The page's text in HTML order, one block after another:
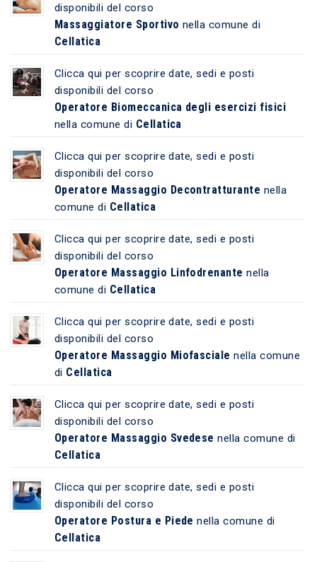
disponibili del corso
Massaggiatore Sportivo nella comune di
Cellatica
Clicca qui per scoprire date, sedi e posti
disponibili del corso
Operatore Biomeccanica degli esercizi fisici
nella comune di Cellatica
Clicca qui per scoprire date, sedi e posti
disponibili del corso
Operatore Massaggio Decontratturante nella
comune di Cellatica
Clicca qui per scoprire date, sedi e posti
disponibili del corso
Operatore Massaggio Linfodrenante nella
comune di Cellatica
Clicca qui per scoprire date, sedi e posti
disponibili del corso
Operatore Massaggio Miofasciale nella comune
di Cellatica
Clicca qui per scoprire date, sedi e posti
disponibili del corso
Operatore Massaggio Svedese nella comune di
Cellatica
Clicca qui per scoprire date, sedi e posti
disponibili del corso
Operatore Postura e Piede nella comune di
Cellatica